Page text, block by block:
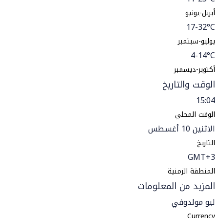
أبريل-يونيو
17-32°C
يوليو-سبتمبر
4-14°C
أكتوبر-ديسمبر
الوقت والتاريخ
15:04
الوقت المحلي
الاثنين 10 أغسطس
التاريخ
GMT+3
المنطقة الزمنية
المزيد من المعلومات
ليو مولدوفي